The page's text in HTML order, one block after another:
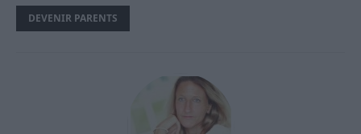
DEVENIR PARENTS